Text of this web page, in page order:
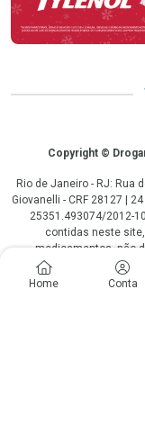
Home Conta
CopyrightCopyright ©
Rio de Janeiro - RJ: Rua
Giovanelli - CRF 28127 |
25351.493074/2012-
contidas neste
medicamentos, não
substituem, em hipótese
área médica.